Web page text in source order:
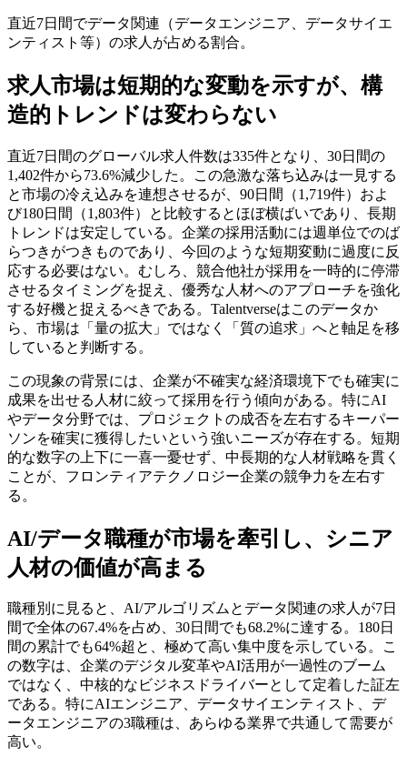
直近7日間でデータ関連（データエンジニア、データサイエ
ンティスト等）の求人が占める割合。
求人市場は短期的な変動を示すが、構
造的トレンドは変わらない
直近7日間のグローバル求人件数は335件となり、30日間の
1,402件から73.6%減少した。この急激な落ち込みは一見する
と市場の冷え込みを連想させるが、90日間（1,719件）およ
び180日間（1,803件）と比較するとほぼ横ばいであり、長期
トレンドは安定している。企業の採用活動には週単位でのば
らつきがつきものであり、今回のような短期変動に過度に反
応する必要はない。むしろ、競合他社が採用を一時的に停滞
させるタイミングを捉え、優秀な人材へのアプローチを強化
する好機と捉えるべきである。Talentverseはこのデータか
ら、市場は「量の拡大」ではなく「質の追求」へと軸足を移
していると判断する。
この現象の背景には、企業が不確実な経済環境下でも確実に
成果を出せる人材に絞って採用を行う傾向がある。特にAI
やデータ分野では、プロジェクトの成否を左右するキーパー
ソンを確実に獲得したいという強いニーズが存在する。短期
的な数字の上下に一喜一憂せず、中長期的な人材戦略を貫く
ことが、フロンティアテクノロジー企業の競争力を左右す
る。
AI/データ職種が市場を牽引し、シニア
人材の価値が高まる
職種別に見ると、AI/アルゴリズムとデータ関連の求人が7日
間で全体の67.4%を占め、30日間でも68.2%に達する。180日
間の累計でも64%超と、極めて高い集中度を示している。こ
の数字は、企業のデジタル変革やAI活用が一過性のブーム
ではなく、中核的なビジネスドライバーとして定着した証左
である。特にAIエンジニア、データサイエンティスト、デ
ータエンジニアの3職種は、あらゆる業界で共通して需要が
高い。